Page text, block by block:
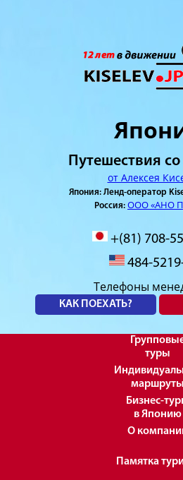
Путешествия
от Алексея
Япония: Ленд-оператор
Россия: ООО «АНО
+(81) 708-
484-
Телефоны
КАК ПОЕХАТЬ?
туры
маршруты
Бизнес-
в Японию
О
Памятка